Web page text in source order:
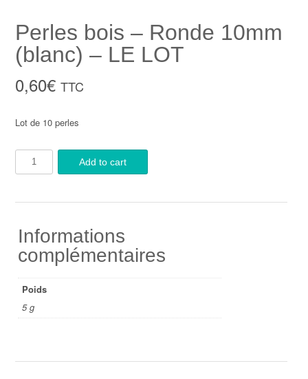
Perles bois – Ronde 10mm
(blanc) – LE LOT
0,60€ TTC
Lot de 10 perles
Add to cart
Informations
complémentaires
Poids
5 g